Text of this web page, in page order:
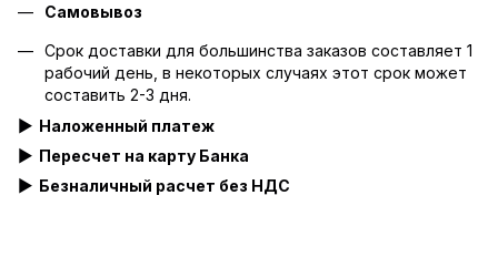
Самовывоз
Срок доставки для большинства заказов составляет 1
рабочий день, в некоторых случаях этот срок может
составить 2-3 дня.
▶ Наложенный платеж
▶ Пересчет на карту Банка
▶ Безналичный расчет без НДС